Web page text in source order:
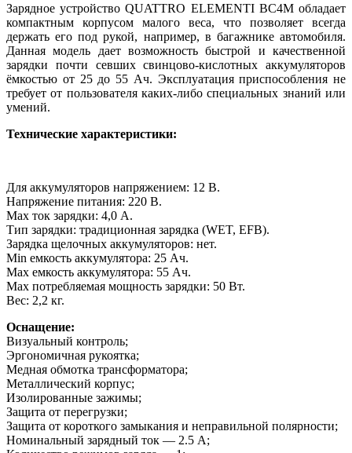
Зарядное устройство QUATTRO ELEMENTI BC4M обладает
компактным корпусом малого веса, что позволяет всегда
держать его под рукой, например, в багажнике автомобиля.
Данная модель дает возможность быстрой и качественной
зарядки почти севших свинцово-кислотных аккумуляторов
ёмкостью от 25 до 55 Ач. Эксплуатация приспособления не
требует от пользователя каких-либо специальных знаний или
умений.
Технические характеристики:
Для аккумуляторов напряжением: 12 В.
Напряжение питания: 220 В.
Max ток зарядки: 4,0 А.
Тип зарядки: традиционная зарядка (WET, EFB).
Зарядка щелочных аккумуляторов: нет.
Min емкость аккумулятора: 25 Ач.
Max емкость аккумулятора: 55 Ач.
Max потребляемая мощность зарядки: 50 Вт.
Вес: 2,2 кг.
Оснащение:
Визуальный контроль;
Эргономичная рукоятка;
Медная обмотка трансформатора;
Металлический корпус;
Изолированные зажимы;
Защита от перегрузки;
Защита от короткого замыкания и неправильной полярности;
Номинальный зарядный ток — 2.5 А;